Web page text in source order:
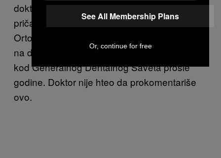
doktora Mjua, naći ćete klipove u kojima on
priča o tome da je izbačen iz Britanskog
Ortodontskog Društva zbog njegovih „objava
na društvenim mrežama“, kao i o saslušanju
kod Generalnog Dentalnog Saveta prošle
godine. Doktor nije hteo da prokomentariše
ovo.
See All Membership Plans
Or, continue for free